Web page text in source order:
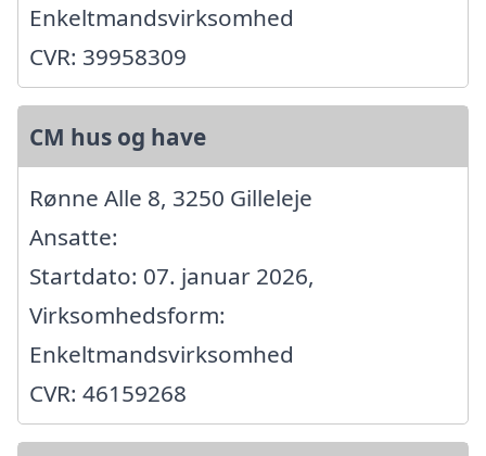
Enkeltmandsvirksomhed
CVR: 39958309
CM hus og have
Rønne Alle 8, 3250 Gilleleje
Ansatte:
Startdato: 07. januar 2026,
Virksomhedsform:
Enkeltmandsvirksomhed
CVR: 46159268